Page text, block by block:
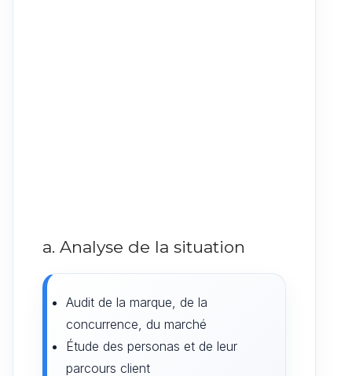
a. Analyse de la situation
Audit de la marque, de la
concurrence, du marché
Étude des personas et de leur
parcours client